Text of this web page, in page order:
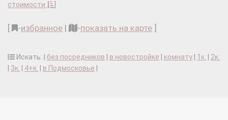
стоимости
-избранное | -показать на карте
Искать: | без посредников в новостройке комнату 1к.
2к.
3к. 4+к. в Подмосковье